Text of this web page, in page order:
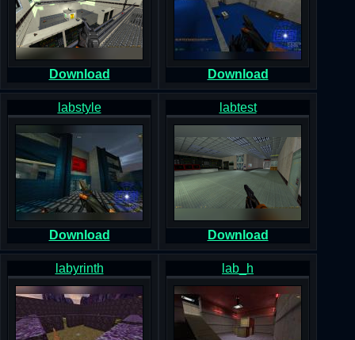
Download Download
labstyle
Download
labtest
Download
labyrinth lab_h